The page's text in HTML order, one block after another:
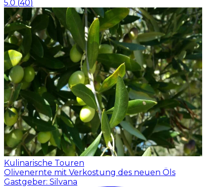
5.0 (40)
Kulinarische Touren
Olivenernte mit Verkostung des neuen Öls
Gastgeber: Silvana